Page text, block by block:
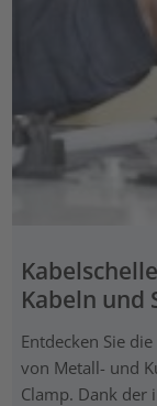
Kabeln und
Entdecken Sie
von Metall- und
Clamp. Dank der